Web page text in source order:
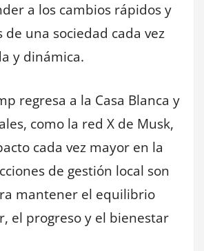
a los cambios rápidos y
de una sociedad cada vez
y dinámica.
regresa a la Casa Blanca y
como la red X de Musk,
cada vez mayor en la
de gestión local son
mantener el equilibrio
el progreso y el bienestar